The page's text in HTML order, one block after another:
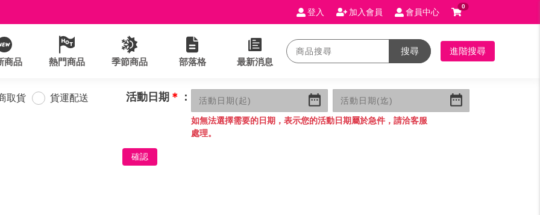
登入 加入會員 會員中心
0
商品 熱門商品 季節商品 部落格 最新消息
搜尋 進階搜尋
取貨 貨運配送 活動日期 ＊ ：
如無法選擇需要的日期，表示您的活動日期屬於急件，請洽客服
處理。
確認